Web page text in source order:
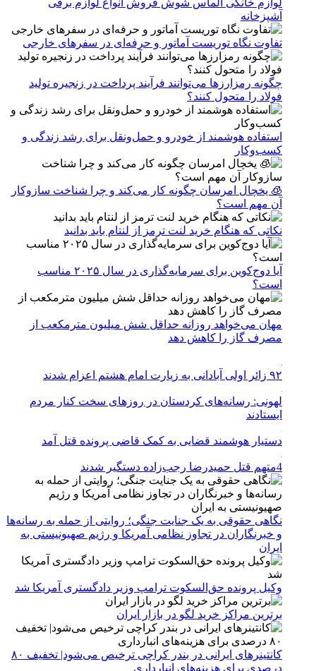
لوازم خانگی الماس شوش فروش انواع لوازم برقی
آشپزخانه
تفاوت نگاه توریست آماتور و حرفه‌ای در سفرهای خارجی
چگونه رمزارزها می‌توانند فرآیند پرداخت در زنجیره تولید
فولاد را متحول کنند؟
استفاده هوشمند از خودرو و حمل‌ونقل برای رشد زندگی و
کسب‌وکار
🧊 یخچال امرسان چگونه کار می‌کند و چرا شناخت سازوکار
آن مهم است؟
نکاتی که هنگام خرید لنت ترمز از لنتام باید بدانید
آیا دوج‌کوین برای سرمایه‌گذاری در سال ۲۰۲۵ مناسب
است؟
مهان می‌خواهد روزانه حداقل شش میلیون مترمکعب از
مصرف گاز را کاهش دهد
۹۲ زائر اولی آبادانی به زیارت امام هشتم اعزام شدند
لهونی: رسانه‌های کردستان در روزهای سخت کنار مردم
ایستادند
دستیار هوشمند قضایی به کمک قاضی پرونده قتل آمد
4متهم قتل حمیدرضا رجب‌زاده دستگیر شدند
نگاهی حقوقی به یک جنایت جنگی؛ روایتی از حمله به رسانه‌ها
و خبرنگاران در تجاوز نظامی آمریکا و رژیم صهیونیستی به
ایران
وکیل پرونده حق‌السکوت ترامپ وزیر دادگستری آمریکا شد
برترین مراکز خرید لگو در بازار ایران
کانتینرهای ایرانی در بندر کراچی ترخیص می‌شود| تخفیف ۸۰
درصدی برای هزینه‌های انبارداری